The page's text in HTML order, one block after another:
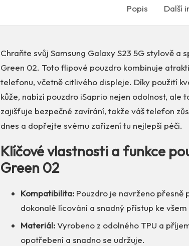
Popis Další
Chraňte svůj Samsung Galaxy S23 5G stylově a
Green 02. Toto flipové pouzdro kombinuje
telefonu, včetně citlivého displeje. Díky použití
kůže, nabízí pouzdro iSaprio nejen odolnost,
zajišťuje bezpečné zavírání, takže váš telefon
dnes a dopřejte svému zařízení tu nejlepší péči.
Klíčové vlastnosti a funkce
Green 02
Kompatibilita: Pouzdro je navrženo přesně
dokonalé lícování a snadný přístup ke
Materiál:Vyrobeno z odolného TPU a
opotřebení a snadno se udržuje.